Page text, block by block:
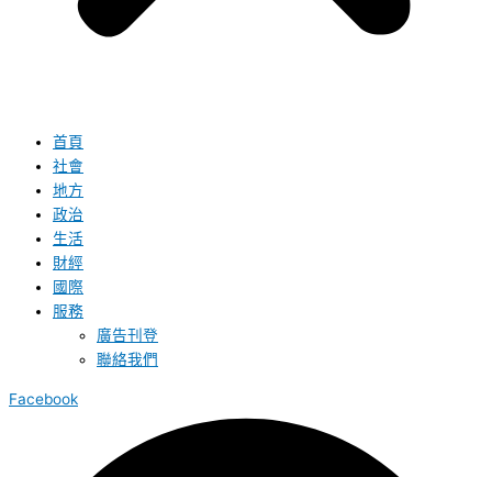
首頁
社會
地方
政治
生活
財經
國際
服務
廣告刊登
聯絡我們
Facebook